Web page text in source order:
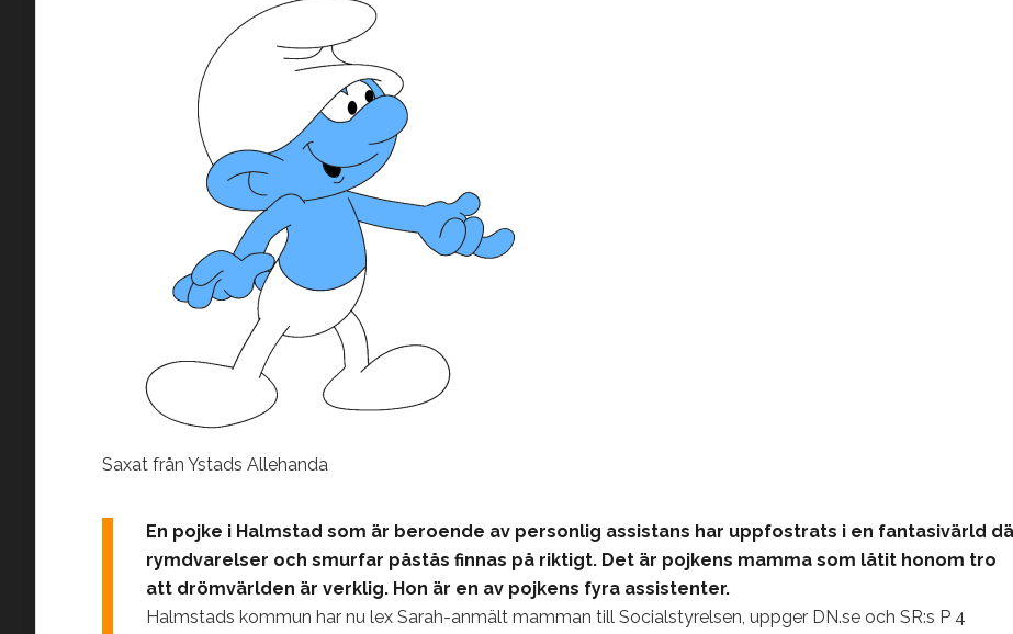
Saxat från Ystads Allehanda
En pojke i Halmstad som är beroende av personlig assistans har uppfostrats i en fantasivärld
rymdvarelser och smurfar påstås finnas på riktigt. Det är pojkens mamma som låtit honom tro
att drömvärlden är verklig. Hon är en av pojkens fyra assistenter.
Halmstads kommun har nu lex Sarah-anmält mamman till Socialstyrelsen, uppger DN.se och SR:s P 4